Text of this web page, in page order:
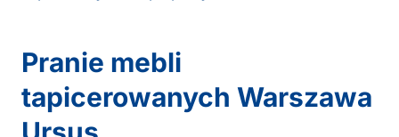
Pranie mebli
tapicerowanych Warszawa